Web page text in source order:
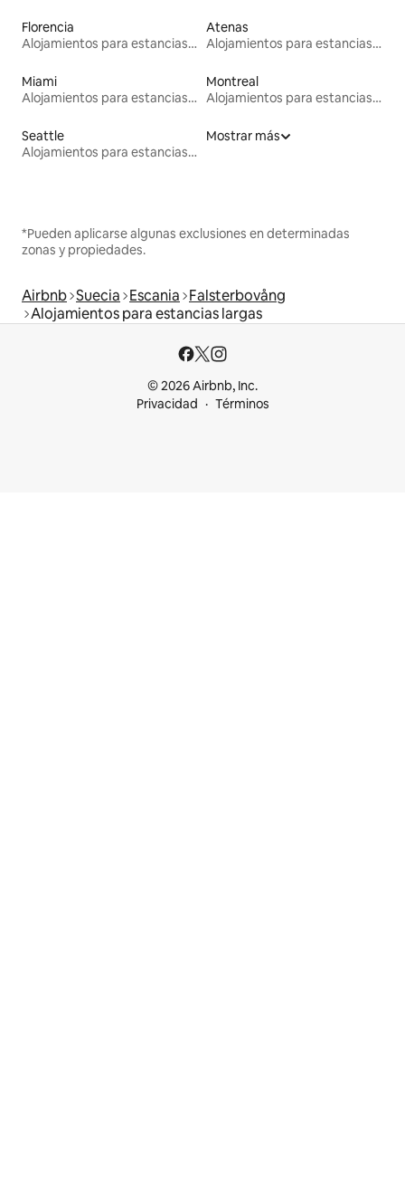
Florencia
Alojamientos para estancias largas
Atenas
Alojamientos para estancias largas
Miami
Alojamientos para estancias largas
Montreal
Alojamientos para estancias largas
Seattle
Alojamientos para estancias largas
Mostrar más
*Pueden aplicarse algunas exclusiones en determinadas
zonas y propiedades.
Airbnb Suecia Escania Falsterbovång
Alojamientos para estancias largas
© 2026 Airbnb, Inc.
Privacidad
Términos